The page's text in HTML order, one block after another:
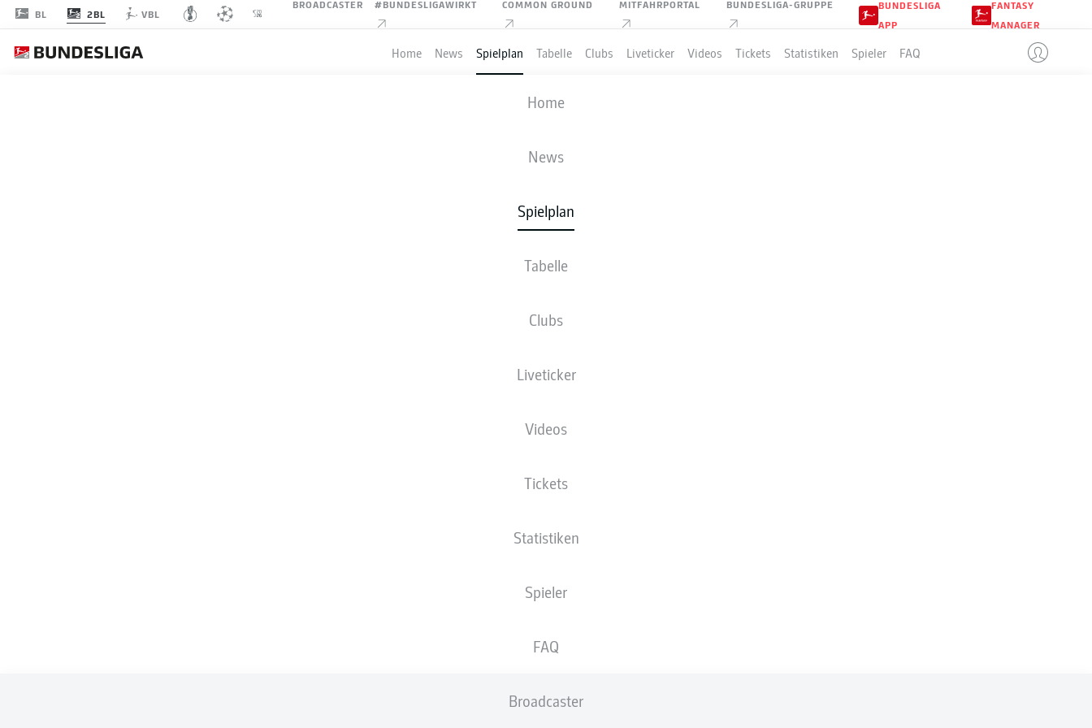
BL 2BL VBL
BROADCASTER #BUNDESLIGAWIRKT COMMON GROUND MITFAHRPORTAL BUNDESLIGA-GRUPPE
BUNDESLIGA
APP
FANTASY
MANAGER
Home News Spielplan Tabelle Clubs Liveticker Videos Tickets Statistiken Spieler FAQ
Home
News
Spielplan
Tabelle
Clubs
Liveticker
Videos
Tickets
Statistiken
Spieler
FAQ
Broadcaster
FC ST. PAULI
AUFSTELLUNGEN
XGOALS